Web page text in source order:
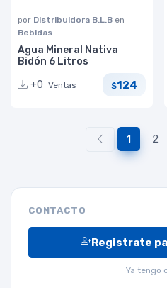
por Distribuidora B.L.B en
Bebidas
Agua Mineral Nativa
Bidón 6 Litros
+0 Ventas $124
1 2
CONTACTO
Registrate
Ya tengo